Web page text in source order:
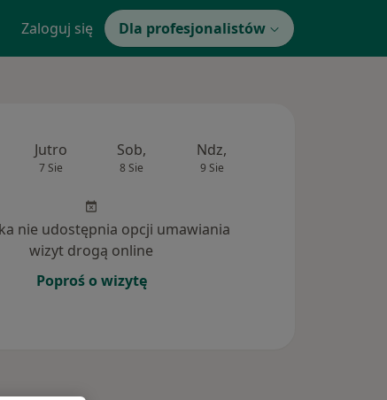
Zaloguj się Dla profesjonalistów
Jutro
7 Sie
Sob,
8 Sie
Ndz,
9 Sie
nie udostępnia opcji umawiania
wizyt drogą online
Poproś o wizytę